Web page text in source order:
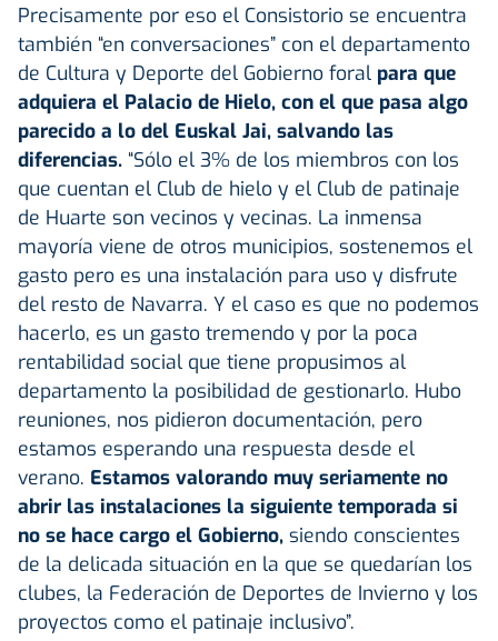
Precisamente por eso el Consistorio se encuentra
también “en conversaciones” con el departamento
de Cultura y Deporte del Gobierno foral para que
adquiera el Palacio de Hielo, con el que pasa algo
parecido a lo del Euskal Jai, salvando las
diferencias. “Sólo el 3% de los miembros con los
que cuentan el Club de hielo y el Club de patinaje
de Huarte son vecinos y vecinas. La inmensa
mayoría viene de otros municipios, sostenemos el
gasto pero es una instalación para uso y disfrute
del resto de Navarra. Y el caso es que no podemos
hacerlo, es un gasto tremendo y por la poca
rentabilidad social que tiene propusimos al
departamento la posibilidad de gestionarlo. Hubo
reuniones, nos pidieron documentación, pero
estamos esperando una respuesta desde el
verano. Estamos valorando muy seriamente no
abrir las instalaciones la siguiente temporada si
no se hace cargo el Gobierno, siendo conscientes
de la delicada situación en la que se quedarían los
clubes, la Federación de Deportes de Invierno y los
proyectos como el patinaje inclusivo”.